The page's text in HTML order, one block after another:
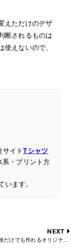
えただけのデザ
断されるものは
えないので、
サイトTシャツ
・プリント方
います。
NEXT